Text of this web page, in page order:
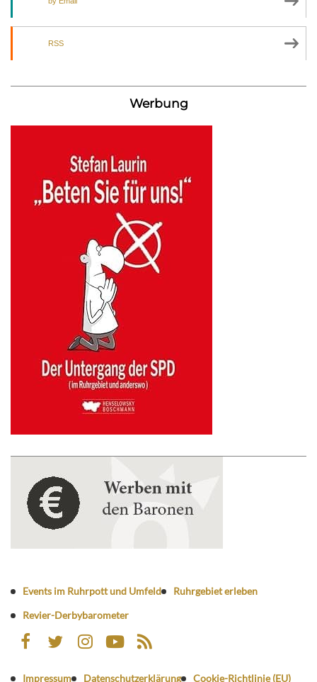
RSS
Werbung
Events im Ruhrpott und Umfeld
Ruhrgebiet erleben
Revier-Derbybarometer
Impressum Datenschutzerklärung Cookie-Richtlinie (EU)